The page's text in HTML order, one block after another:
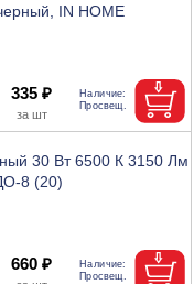
IN HOME
335 ₽
30 Вт 6500 К 3150 Лм
8 (20)
660 ₽